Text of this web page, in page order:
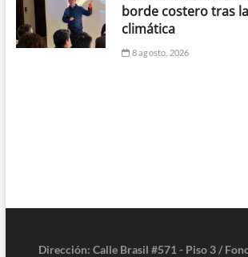
borde costero tras
climática
8 agosto, 2026
Dirección: Calle Brasil #571 - Piso 3 /